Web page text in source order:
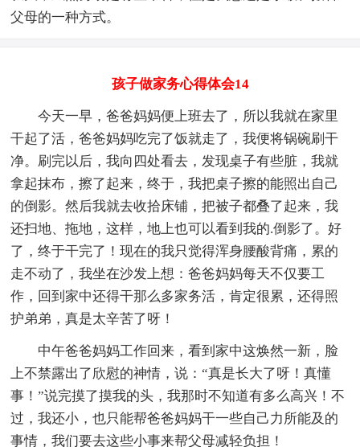
父母的一种方式。
孩子做家务心得体会14
今天一早，爸爸妈妈便上班去了，所以我就在家里
干起了活，爸爸妈妈吃完了饭就走了，我便将锅碗刷干
净。刷完以后，我向四处看去，发现桌子有些脏，我就
拿起抹布，擦了起来，终于，我把桌子擦的能照出自己
的倒影。然后我就去收拾床铺，把被子都叠了起来，我
还扫地、拖地，这样，地上也可以看到我的.倒影了。好
了，终于干完了！现在的我只觉得浑身腰酸背痛，累的
走不动了，我坐在沙发上想：爸爸妈妈每天不仅要工
作，回到家中还得干那么多家务活，肯定很累，还得照
护弟弟，真是太辛苦了呀！
中午爸爸妈妈工作回来，看到家中这焕然一新，脸
上不禁露出了欣慰的神情，说：“真是长大了呀！真懂
事！”说完摸了摸我的头，我那时不知道有多么高兴！不
过，我还小，也只能帮爸爸妈妈干一些自己力所能及的
事情，我们要去这些小事来帮父母减轻负担！